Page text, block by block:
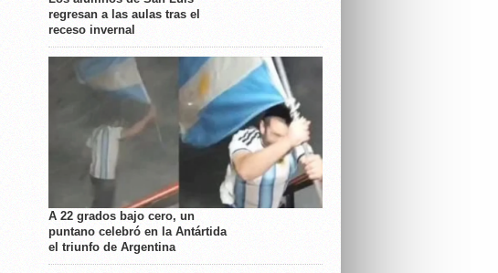
regresan a las aulas tras el
receso invernal
A 22 grados bajo cero, un
puntano celebró en la Antártida
el triunfo de Argentina